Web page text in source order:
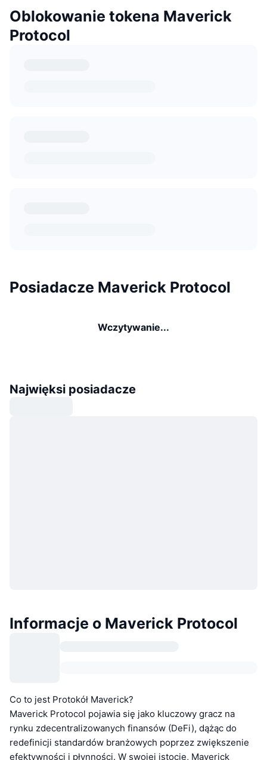
Oblokowanie tokena Maverick
Protocol
Posiadacze Maverick Protocol
Wczytywanie...
Najwięksi posiadacze
Informacje o Maverick Protocol
Co to jest Protokół Maverick?
Maverick Protocol pojawia się jako kluczowy gracz na
rynku zdecentralizowanych finansów (DeFi), dążąc do
redefinicji standardów branżowych poprzez zwiększenie
efektywności i płynności. W swojej istocie, Maverick